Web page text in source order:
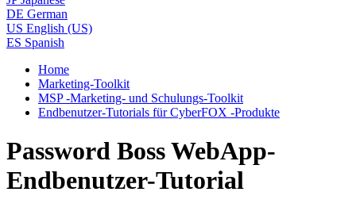
DE German
US English (US)
ES Spanish
Home
Marketing-Toolkit
MSP -Marketing- und Schulungs-Toolkit
Endbenutzer-Tutorials für CyberFOX -Produkte
Password Boss WebApp-
Endbenutzer-Tutorial